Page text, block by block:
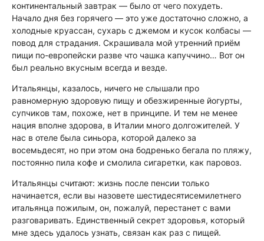
континентальный завтрак — было от чего похудеть.
Начало дня без горячего — это уже достаточно сложно, а
холодные круассан, сухарь с джемом и кусок колбасы —
повод для страдания. Скрашивала мой утренний приём
пищи по-европейски разве что чашка капуччино… Вот он
был реально вкусным всегда и везде.
Итальянцы, казалось, ничего не слышали про
равномерную здоровую пищу и обезжиренные йогурты,
супчиков там, похоже, нет в принципе. И тем не менее
нация вполне здорова, в Италии много долгожителей. У
нас в отеле была синьора, которой далеко за
восемьдесят, но при этом она бодренько бегала по пляжу,
постоянно пила кофе и смолила сигаретки, как паровоз.
Итальянцы считают: жизнь после пенсии только
начинается, если вы назовете шестидесятисемилетнего
итальянца пожилым, он, пожалуй, перестанет с вами
разговаривать. Единственный секрет здоровья, который
мне здесь удалось узнать, связан как раз с пищей.